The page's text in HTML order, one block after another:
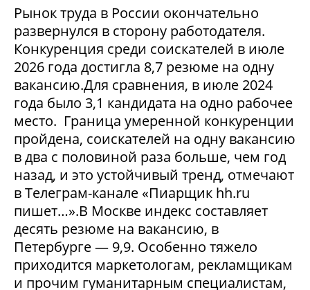
Рынок труда в России окончательно
развернулся в сторону работодателя.
Конкуренция среди соискателей в июле
2026 года достигла 8,7 резюме на одну
вакансию.Для сравнения, в июле 2024
года было 3,1 кандидата на одно рабочее
место. Граница умеренной конкуренции
пройдена, соискателей на одну вакансию
в два с половиной раза больше, чем год
назад, и это устойчивый тренд, отмечают
в Телеграм-канале «Пиарщик hh.ru
пишет…».В Москве индекс составляет
десять резюме на вакансию, в
Петербурге — 9,9. Особенно тяжело
приходится маркетологам, рекламщикам
и прочим гуманитарным специалистам,